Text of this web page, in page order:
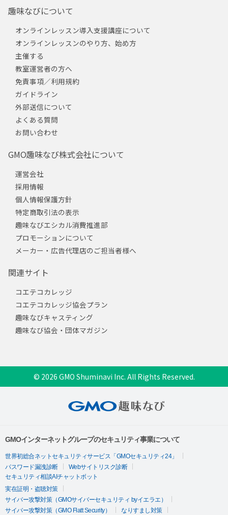
趣味なびについて
オンラインレッスン導入支援講座について
オンラインレッスンのやり方、始め方
主催する
教室運営者の方へ
免責事項／利用規約
ガイドライン
外部送信について
よくある質問
お問い合わせ
GMO趣味なび株式会社について
運営会社
採用情報
個人情報保護方針
特定商取引法の表示
趣味なびエシカル消費推進部
プロモーションについて
メーカー・広告代理店のご担当者様へ
関連サイト
コエテコカレッジ
コエテコカレッジ協会プラン
趣味なびキャスティング
趣味なび協会・団体マガジン
© 2026 GMO Shuminavi Inc. All Rights Reserved.